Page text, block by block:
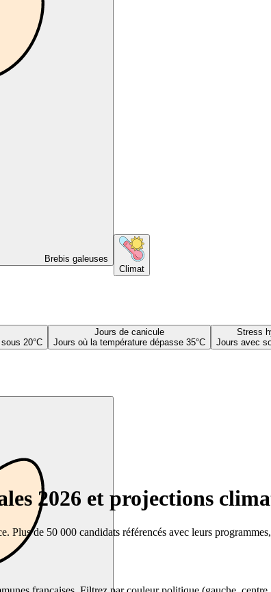
Brebis galeuses
Climat
20°C
Jours de canicule
Jours où la température dépasse 35°C
Stress
Jours avec
2026 et projections
de 50 000 candidats référencés avec leurs